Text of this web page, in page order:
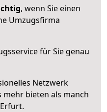
, wenn Sie einen
Umzugsfirma
für Sie genau
Netzwerk
bieten als manch